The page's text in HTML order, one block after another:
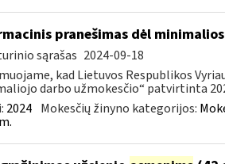
pranešimas dėl
sąrašas 2024-09-18
kad Lietuvos Respublikos
darbo užmokesčio“ patvirtinta
2024 Mokesčių žinyno kategorijos: